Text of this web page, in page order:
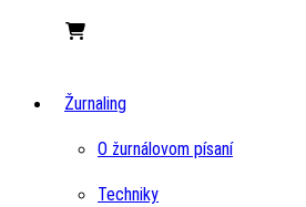
Žurnaling
O žurnálovom písaní
Techniky